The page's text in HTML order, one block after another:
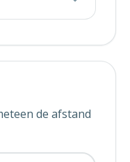
de afstand